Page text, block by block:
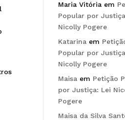
Maria Vitória em
Popular por
Nicolly Pogere
Katarina em
Popular por
Nicolly Pogere
Maisa em Petição
por Justiça: Lei
Pogere
Maisa da Silva